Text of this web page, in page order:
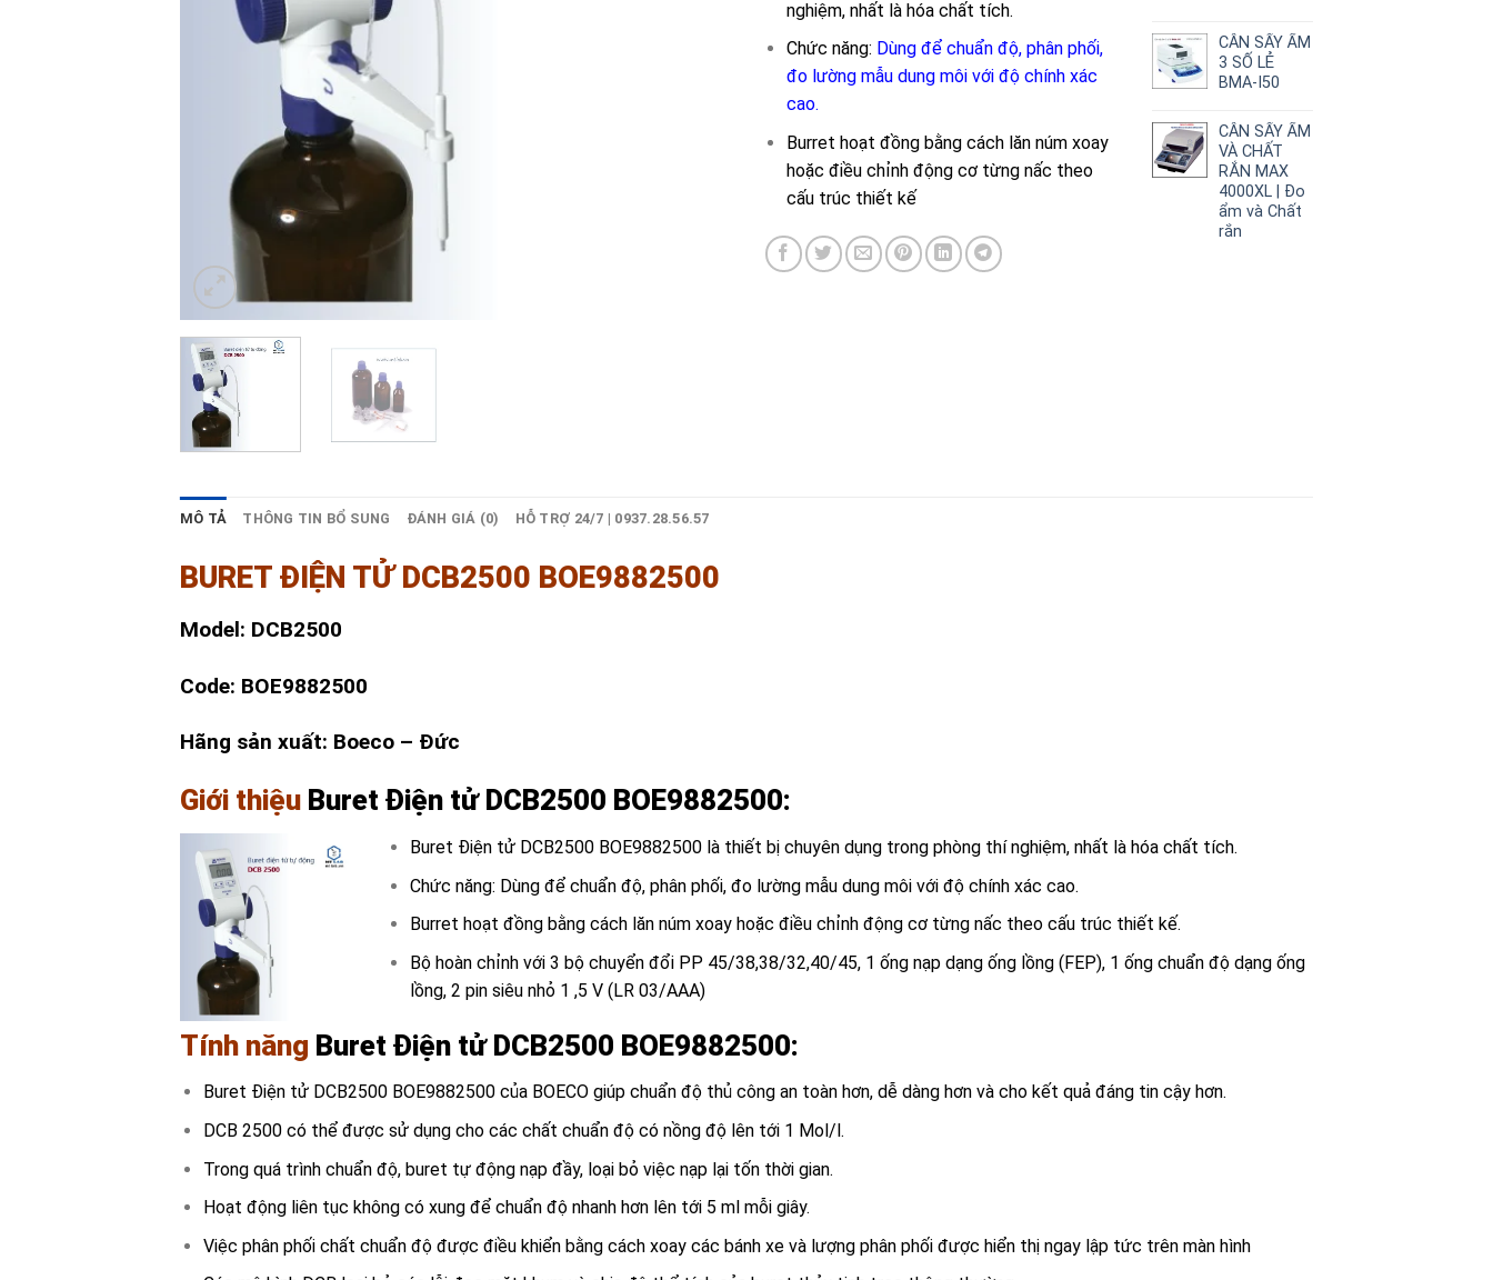
nghiệm, nhất là hóa chất tích.
Chức năng: Dùng để chuẩn độ, phân phối,
đo lường mẫu dung môi với độ chính xác
cao.
Burret hoạt đồng bằng cách lăn núm xoay
hoặc điều chỉnh động cơ từng nấc theo
cấu trúc thiết kế
CÂN SẤY ẨM
3 SỐ LẺ
BMA-I50
CÂN SẤY ẨM
VÀ CHẤT
RẮN MAX
4000XL | Đo
ẩm và Chất
rắn
MÔ TẢ THÔNG TIN BỔ SUNG ĐÁNH GIÁ (0) HỖ TRỢ 24/7 | 0937.28.56.57
BURET ĐIỆN TỬ DCB2500 BOE9882500
Model: DCB2500
Code: BOE9882500
Hãng sản xuất: Boeco – Đức
Giới thiệu Buret Điện tử DCB2500 BOE9882500:
Buret Điện tử DCB2500 BOE9882500 là thiết bị chuyên dụng trong phòng thí nghiệm, nhất là hóa chất tích.
Chức năng: Dùng để chuẩn độ, phân phối, đo lường mẫu dung môi với độ chính xác cao.
Burret hoạt đồng bằng cách lăn núm xoay hoặc điều chỉnh động cơ từng nấc theo cấu trúc thiết kế.
Bộ hoàn chỉnh với 3 bộ chuyển đổi PP 45/38,38/32,40/45, 1 ống nạp dạng ống lồng (FEP), 1 ống chuẩn độ dạng ống
lồng, 2 pin siêu nhỏ 1 ,5 V (LR 03/AAA)
Tính năng Buret Điện tử DCB2500 BOE9882500:
Buret Điện tử DCB2500 BOE9882500 của BOECO giúp chuẩn độ thủ công an toàn hơn, dễ dàng hơn và cho kết quả đáng tin cậy hơn.
DCB 2500 có thể được sử dụng cho các chất chuẩn độ có nồng độ lên tới 1 Mol/l.
Trong quá trình chuẩn độ, buret tự động nạp đầy, loại bỏ việc nạp lại tốn thời gian.
Hoạt động liên tục không có xung để chuẩn độ nhanh hơn lên tới 5 ml mỗi giây.
Việc phân phối chất chuẩn độ được điều khiển bằng cách xoay các bánh xe và lượng phân phối được hiển thị ngay lập tức trên màn hình